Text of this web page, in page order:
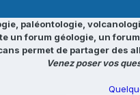
paléontologie,
un forum géologie, un
permet de partager des
Venez poser vos